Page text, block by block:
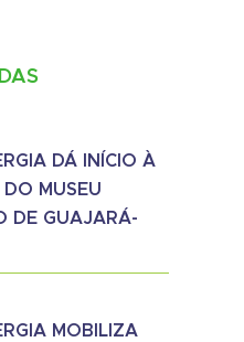
DÁ INÍCIO À
DO MUSEU
DE GUAJARÁ-
MOBILIZA